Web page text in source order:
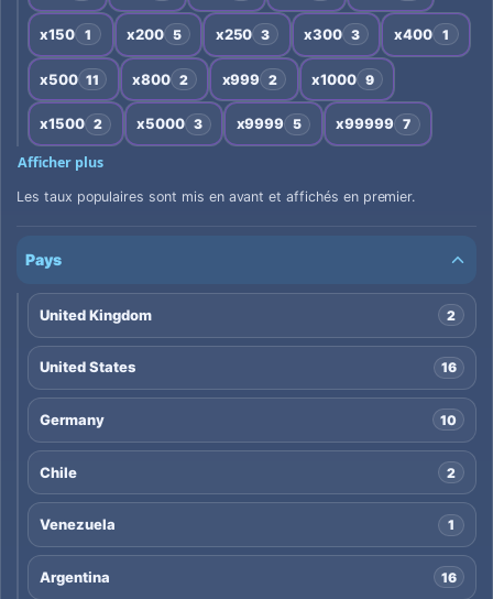
x150 1 x200 5 x250 3 x300 3 x400 1
x500 11 x800 2 x999 2 x1000 9
x1500 2 x5000 3 x9999 5 x99999 7
Afficher plus
Les taux populaires sont mis en avant et affichés en premier.
Pays
United Kingdom 2
United States 16
Germany 10
Chile 2
Venezuela 1
Argentina 16